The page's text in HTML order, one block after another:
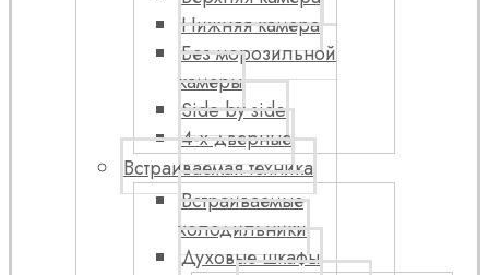
Нижняя камера
Без морозильной
камеры
Side by side
4-х дверные
Встраиваемая техника
Встраиваемые
холодильники
Духовые шкафы